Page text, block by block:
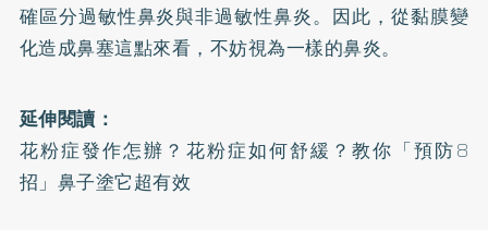
確區分過敏性鼻炎與非過敏性鼻炎。因此，從黏膜變
化造成鼻塞這點來看，不妨視為一樣的鼻炎。
延伸閱讀：
花粉症發作怎辦？花粉症如何舒緩？教你「預防8
招」鼻子塗它超有效